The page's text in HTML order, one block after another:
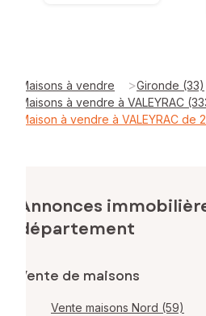
Maisons à vendre >Gironde (33)
Maisons à vendre à VALEYRAC
Maison à vendre à VALEYRAC de
Annonces
département
Vente de maisons
Vente maisons Nord (59)